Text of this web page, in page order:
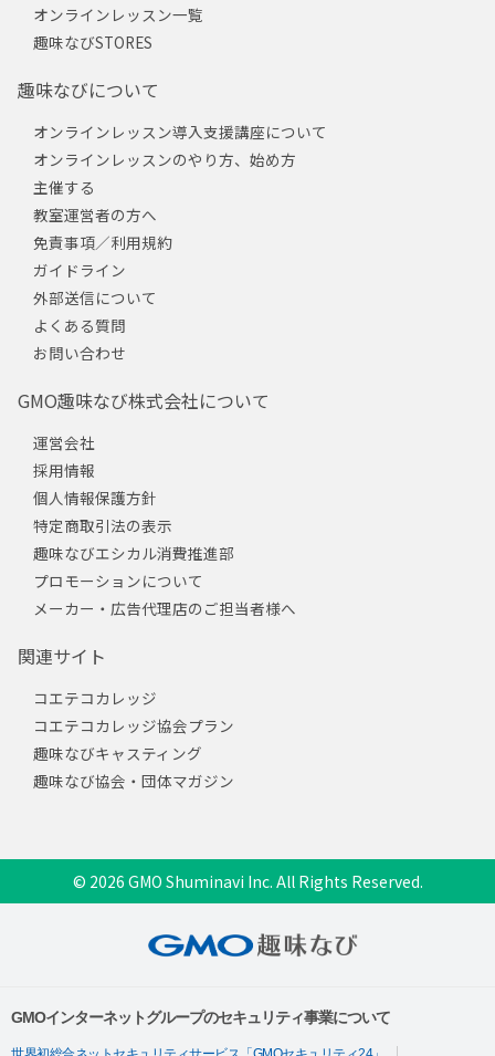
オンラインレッスン一覧
趣味なびSTORES
趣味なびについて
オンラインレッスン導入支援講座について
オンラインレッスンのやり方、始め方
主催する
教室運営者の方へ
免責事項／利用規約
ガイドライン
外部送信について
よくある質問
お問い合わせ
GMO趣味なび株式会社について
運営会社
採用情報
個人情報保護方針
特定商取引法の表示
趣味なびエシカル消費推進部
プロモーションについて
メーカー・広告代理店のご担当者様へ
関連サイト
コエテコカレッジ
コエテコカレッジ協会プラン
趣味なびキャスティング
趣味なび協会・団体マガジン
© 2026 GMO Shuminavi Inc. All Rights Reserved.